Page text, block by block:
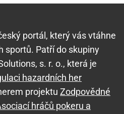
portál, který vás vtáhne
sportů. Patří do skupiny
s. r. o., která je
hazardních her
projektu Zodpovědné
hráčů pokeru a